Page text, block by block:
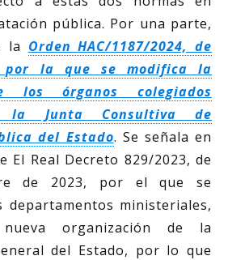
pública. Por una parte,
la Orden HAC/1187/2024, de
por la que se modifica la
los órganos colegiados
la Junta Consultiva de
del Estado. Se señala en
El Real Decreto 829/2023, de
de 2023, por el que se
departamentos ministeriales,
organización de la
del Estado, por lo que